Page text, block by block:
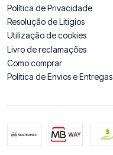
Política de Privacidade
Resolução de Litigios
Utilização de cookies
Livro de reclamações
Como comprar
Politica de Envios e Entregas